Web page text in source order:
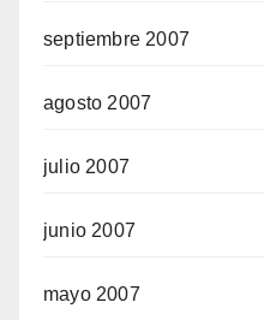
septiembre 2007
agosto 2007
julio 2007
junio 2007
mayo 2007